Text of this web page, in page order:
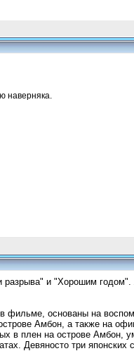
наверняка.
и "Хорошим годом".
фильме, основаны на
Амбон, а также на
в плен на острове Амбон,
Девяносто три